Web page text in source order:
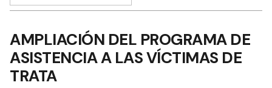
AMPLIACIÓN DEL PROGRAMA DE
ASISTENCIA A LAS VÍCTIMAS DE
TRATA